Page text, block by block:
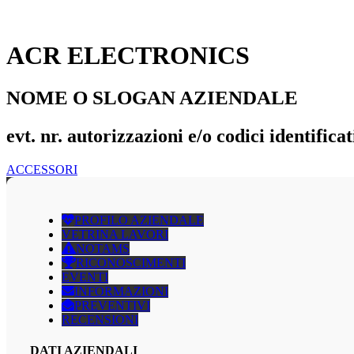
ACR ELECTRONICS
NOME O SLOGAN AZIENDALE
evt. nr. autorizzazioni e/o codici
ACCESSORI
PROFILO AZIENDALE
VETRINA LAVORI
NOTAMS
RICONOSCIMENTI
EVENTI
INFORMAZIONI
PREVENTIVI
RECENSIONI
DATI AZIENDALI